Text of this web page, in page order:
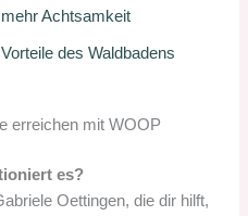
Achtsamkeit
des Waldbadens
erreichen mit WOOP
es?
Oettingen, die dir hilft,